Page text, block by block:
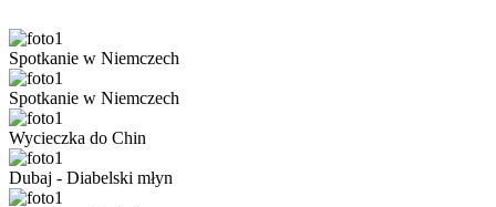
Spotkanie w Niemczech
Spotkanie w Niemczech
Wycieczka do Chin
Dubaj - Diabelski młyn